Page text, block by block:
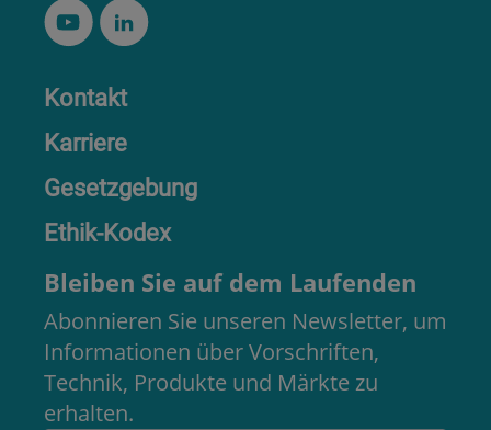
Kontakt
Karriere
Gesetzgebung
Ethik-Kodex
Bleiben Sie auf dem Laufenden
Abonnieren Sie unseren Newsletter, um
Informationen über Vorschriften,
Technik, Produkte und Märkte zu
erhalten.